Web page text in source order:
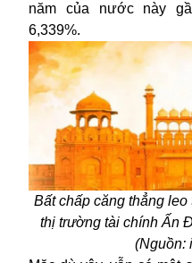
năm của nước này
6,339%.
Bất chấp căng thẳng
thị trường tài chính Ấn
(Nguồn: